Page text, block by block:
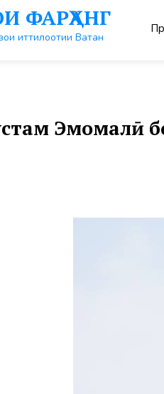
ФАРҲАНГ
иттилоотии Ватан
Эмомалӣ